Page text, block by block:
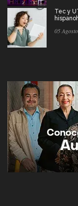
Tec y
05